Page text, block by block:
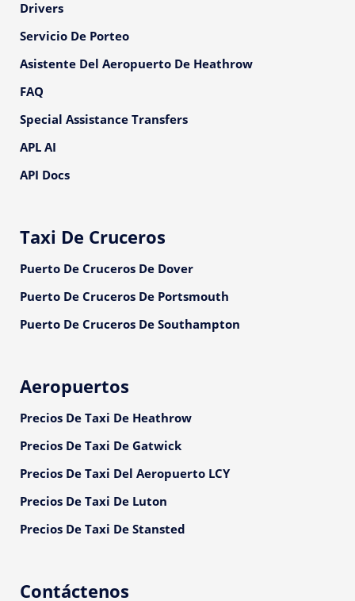
Drivers
Servicio De Porteo
Asistente Del Aeropuerto De Heathrow
FAQ
Special Assistance Transfers
APL AI
API Docs
Taxi De Cruceros
Puerto De Cruceros De Dover
Puerto De Cruceros De Portsmouth
Puerto De Cruceros De Southampton
Aeropuertos
Precios De Taxi De Heathrow
Precios De Taxi De Gatwick
Precios De Taxi Del Aeropuerto LCY
Precios De Taxi De Luton
Precios De Taxi De Stansted
Contáctenos